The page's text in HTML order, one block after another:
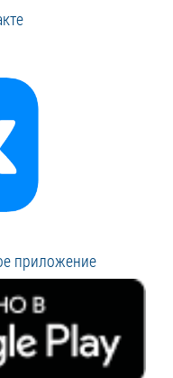
приложение